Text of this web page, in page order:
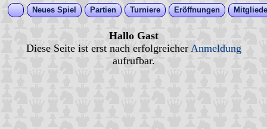
Neues Spiel Partien Turniere Eröffnungen
Hallo Gast
Diese Seite ist erst nach erfolgreicher Anmeldung
aufrufbar.